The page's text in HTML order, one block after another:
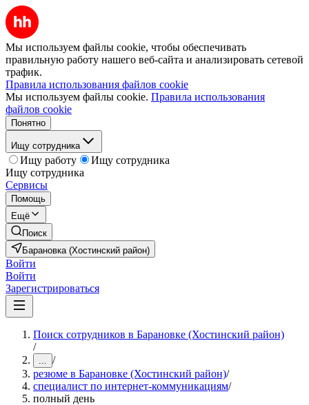
Мы используем файлы cookie, чтобы обеспечивать
правильную работу нашего веб-сайта и анализировать сетевой
трафик.
Правила использования файлов cookie
Мы используем файлы cookie. Правила использования
файлов cookie
Понятно
Ищу сотрудника
Ищу работу
Ищу сотрудника
Ищу сотрудника
Сервисы
Помощь
Ещё
Поиск
Барановка (Хостинский район)
Войти
Войти
Зарегистрироваться
Поиск сотрудников в Барановке (Хостинский район)
/
... /
резюме в Барановке (Хостинский район)/
специалист по интернет-коммуникациям/
полный день